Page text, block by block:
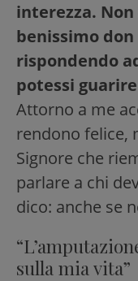
interezza.
benissimo don
rispondendo
potessi
Attorno a me
rendono felice,
Signore che
parlare a chi
dico: anche se
sulla mia vita”